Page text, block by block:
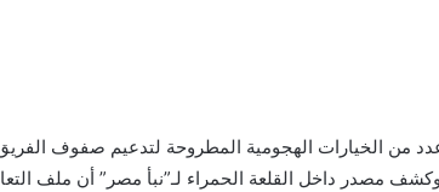
من الخيارات الهجومية المطروحة لتدعيم صفوف
مصدر داخل القلعة الحمراء لـ”نبأ مصر” أن ملف